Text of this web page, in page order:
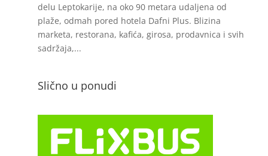
delu Leptokarije, na oko 90 metara udaljena od
plaže, odmah pored hotela Dafni Plus. Blizina
marketa, restorana, kafića, girosa, prodavnica i svih
sadržaja,...
Slično u ponudi